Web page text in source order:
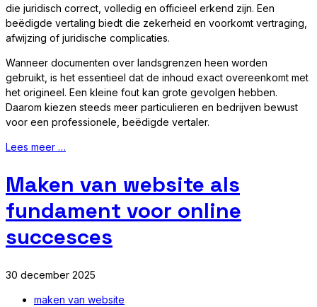
die juridisch correct, volledig en officieel erkend zijn. Een
beëdigde vertaling biedt die zekerheid en voorkomt vertraging,
afwijzing of juridische complicaties.
Wanneer documenten over landsgrenzen heen worden
gebruikt, is het essentieel dat de inhoud exact overeenkomt met
het origineel. Een kleine fout kan grote gevolgen hebben.
Daarom kiezen steeds meer particulieren en bedrijven bewust
voor een professionele, beëdigde vertaler.
Lees meer …
Maken van website als
fundament voor online
succesces
30 december 2025
maken van website